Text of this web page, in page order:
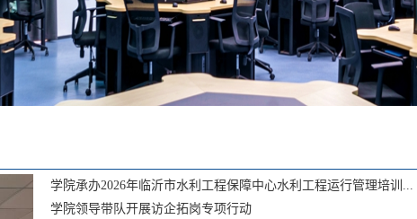
学院承办2026年临沂市水利工程保障中心水利工程运行管理培训...
学院领导带队开展访企拓岗专项行动